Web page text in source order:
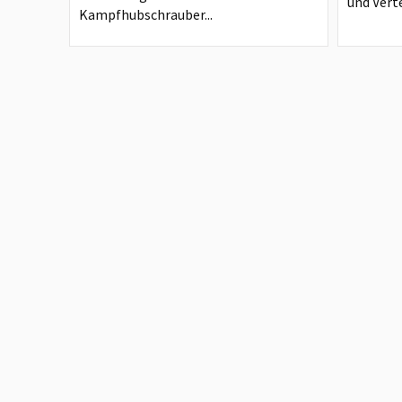
Kampfhubschrauber...